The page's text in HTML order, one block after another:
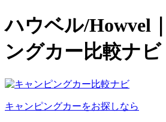
ハウベル/Howvel
ングカー比較ナビ
キャンピングカーをお探しなら